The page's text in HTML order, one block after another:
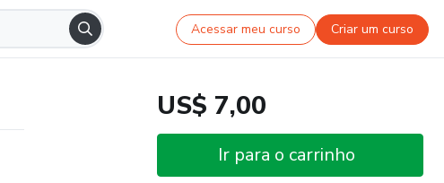
Acessar meu curso Criar um curso
US$ 7,00
Ir para o carrinho